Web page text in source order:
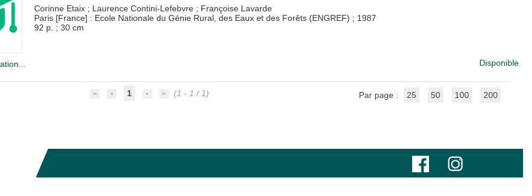
Corinne Etaix ; Laurence Contini-Lefebvre ; Françoise Lavarde
Paris [France] : Ecole Nationale du Génie Rural, des Eaux et des Forêts (ENGREF) ; 1987
92 p. ; 30 cm
Disponible
1 (1 - 1 / 1) Par page : 25 50 100 200